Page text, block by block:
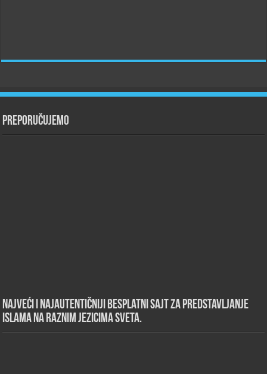
Preporučujemo
Najveći i najautentičniji besplatni sajt za predstavljanje
islama na raznim jezicima sveta.